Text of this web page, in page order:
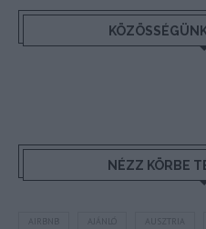
NÉZZ KÖRBE
AUSZTRIA